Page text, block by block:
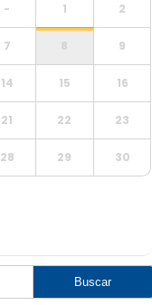
- 1 2
7 8 9
14 15 16
21 22 23
28 29 30